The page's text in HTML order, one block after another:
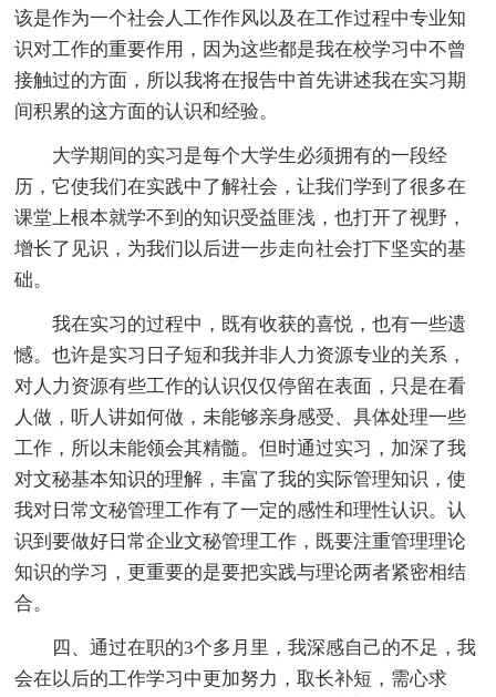
该是作为一个社会人工作作风以及在工作过程中专业知
识对工作的重要作用，因为这些都是我在校学习中不曾
接触过的方面，所以我将在报告中首先讲述我在实习期
间积累的这方面的认识和经验。
大学期间的实习是每个大学生必须拥有的一段经
历，它使我们在实践中了解社会，让我们学到了很多在
课堂上根本就学不到的知识受益匪浅，也打开了视野，
增长了见识，为我们以后进一步走向社会打下坚实的基
础。
我在实习的过程中，既有收获的喜悦，也有一些遗
憾。也许是实习日子短和我并非人力资源专业的关系，
对人力资源有些工作的认识仅仅停留在表面，只是在看
人做，听人讲如何做，未能够亲身感受、具体处理一些
工作，所以未能领会其精髓。但时通过实习，加深了我
对文秘基本知识的理解，丰富了我的实际管理知识，使
我对日常文秘管理工作有了一定的感性和理性认识。认
识到要做好日常企业文秘管理工作，既要注重管理理论
知识的学习，更重要的是要把实践与理论两者紧密相结
合。
四、通过在职的3个多月里，我深感自己的不足，我
会在以后的工作学习中更加努力，取长补短，需心求